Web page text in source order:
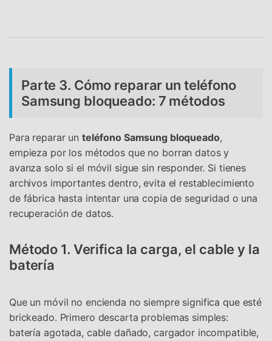
Parte 3. Cómo reparar un teléfono
Samsung bloqueado: 7 métodos
Para reparar un teléfono Samsung bloqueado,
empieza por los métodos que no borran datos y
avanza solo si el móvil sigue sin responder. Si tienes
archivos importantes dentro, evita el restablecimiento
de fábrica hasta intentar una copia de seguridad o una
recuperación de datos.
Método 1. Verifica la carga, el cable y la
batería
Que un móvil no encienda no siempre significa que esté
brickeado. Primero descarta problemas simples:
batería agotada, cable dañado, cargador incompatible,